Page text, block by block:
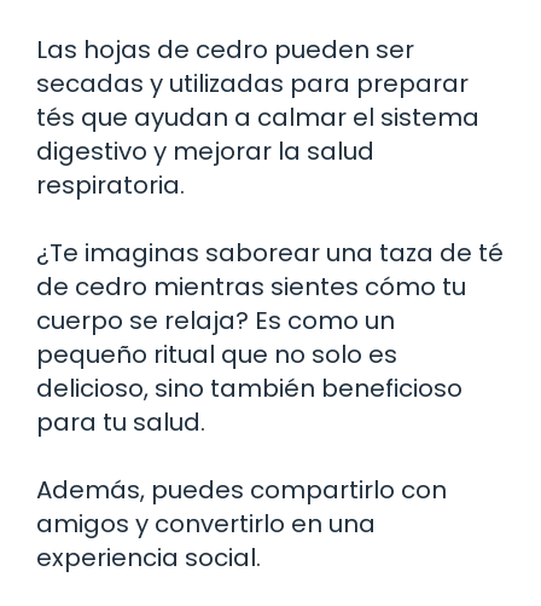
Las hojas de cedro pueden ser
secadas y utilizadas para preparar
tés que ayudan a calmar el sistema
digestivo y mejorar la salud
respiratoria.
¿Te imaginas saborear una taza de té
de cedro mientras sientes cómo tu
cuerpo se relaja? Es como un
pequeño ritual que no solo es
delicioso, sino también beneficioso
para tu salud.
Además, puedes compartirlo con
amigos y convertirlo en una
experiencia social.